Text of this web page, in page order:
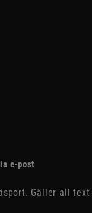
e-post
Gäller all text